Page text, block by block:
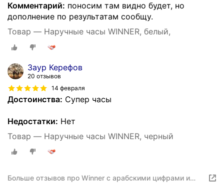
Комментарий: поносим там видно будет, но
дополнение по результатам сообщу.
Товар — Наручные часы WINNER, белый,
Заур Керефов
20 отзывов
14 февраля
Достоинства: Супер часы
Недостатки: Нет
Товар — Наручные часы WINNER, черный
Больше отзывов про Winner с арабскими цифрами и